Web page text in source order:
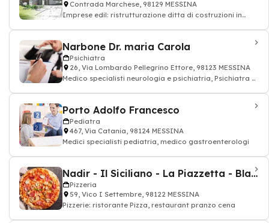
Contrada Marchese, 98129 MESSINA
Imprese edil: ristrutturazione ditta di costruzioni in
Narbone Dr. maria Carola
Psichiatra
26, Via Lombardo Pellegrino Ettore, 98123 MESSINA
Medico specialisti neurologia e psichiatria, Psichiatra e
Porto Adolfo Francesco
Pediatra
467, Via Catania, 98124 MESSINA
Medici specialisti pediatria, medico gastroenterologi
Nadir - Il Siciliano - La Piazzetta - Black Out
Pizzeria
59, Vico I Settembre, 98122 MESSINA
Pizzerie: ristorante Pizza, restaurant pranzo cena